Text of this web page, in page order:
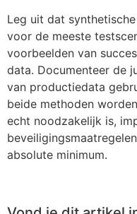
Leg uit dat
voor de meeste
voorbeelden van
data. Documenteer de
van productiedata
beide methoden
echt noodzakelijk is,
absolute minimum.